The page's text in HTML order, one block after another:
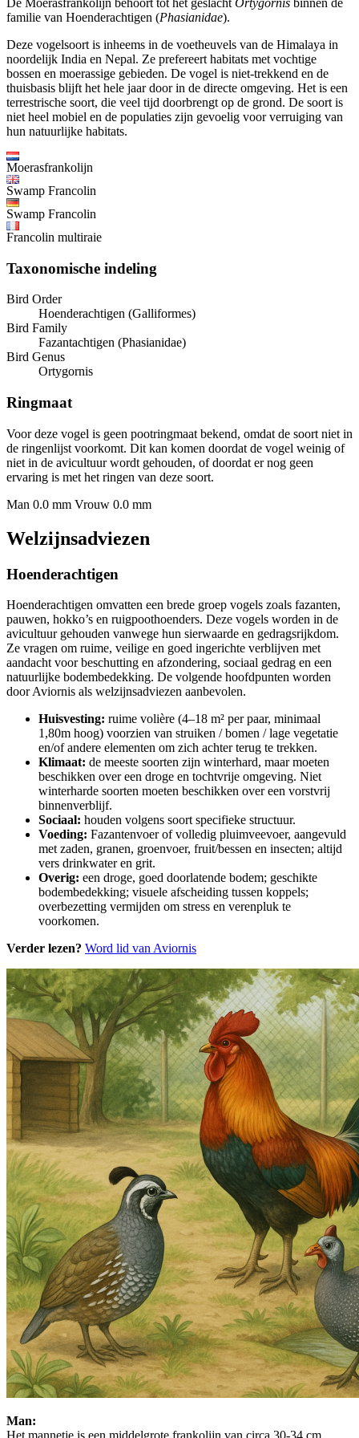
De Moerasfrankolijn behoort tot het geslacht Ortygornis binnen de
familie van Hoenderachtigen (Phasianidae).
Deze vogelsoort is inheems in de voetheuvels van de Himalaya in
noordelijk India en Nepal. Ze prefereert habitats met vochtige
bossen en moerassige gebieden. De vogel is niet-trekkend en de
thuisbasis blijft het hele jaar door in de directe omgeving. Het is een
terrestrische soort, die veel tijd doorbrengt op de grond. De soort is
niet heel mobiel en de populaties zijn gevoelig voor verruiging van
hun natuurlijke habitats.
Moerasfrankolijn
Swamp Francolin
Swamp Francolin
Francolin multiraie
Taxonomische indeling
Bird Order
Hoenderachtigen (Galliformes)
Bird Family
Fazantachtigen (Phasianidae)
Bird Genus
Ortygornis
Ringmaat
Voor deze vogel is geen pootringmaat bekend, omdat de soort niet in
de ringenlijst voorkomt. Dit kan komen doordat de vogel weinig of
niet in de avicultuur wordt gehouden, of doordat er nog geen
ervaring is met het ringen van deze soort.
Man 0.0 mm Vrouw 0.0 mm
Welzijnsadviezen
Hoenderachtigen
Hoenderachtigen omvatten een brede groep vogels zoals fazanten,
pauwen, hokko’s en ruigpoothoenders. Deze vogels worden in de
avicultuur gehouden vanwege hun sierwaarde en gedragsrijkdom.
Ze vragen om ruime, veilige en goed ingerichte verblijven met
aandacht voor beschutting en afzondering, sociaal gedrag en een
natuurlijke bodembedekking. De volgende hoofdpunten worden
door Aviornis als welzijnsadviezen aanbevolen.
Huisvesting: ruime volière (4–18 m² per paar, minimaal
1,80m hoog) voorzien van struiken / bomen / lage vegetatie
en/of andere elementen om zich achter terug te trekken.
Klimaat: de meeste soorten zijn winterhard, maar moeten
beschikken over een droge en tochtvrije omgeving. Niet
winterharde soorten moeten beschikken over een vorstvrij
binnenverblijf.
Sociaal: houden volgens soort specifieke structuur.
Voeding: Fazantenvoer of volledig pluimveevoer, aangevuld
met zaden, granen, groenvoer, fruit/bessen en insecten; altijd
vers drinkwater en grit.
Overig: een droge, goed doorlatende bodem; geschikte
bodembedekking; visuele afscheiding tussen koppels;
overbezetting vermijden om stress en verenpluk te
voorkomen.
Verder lezen? Word lid van Aviornis
Man: